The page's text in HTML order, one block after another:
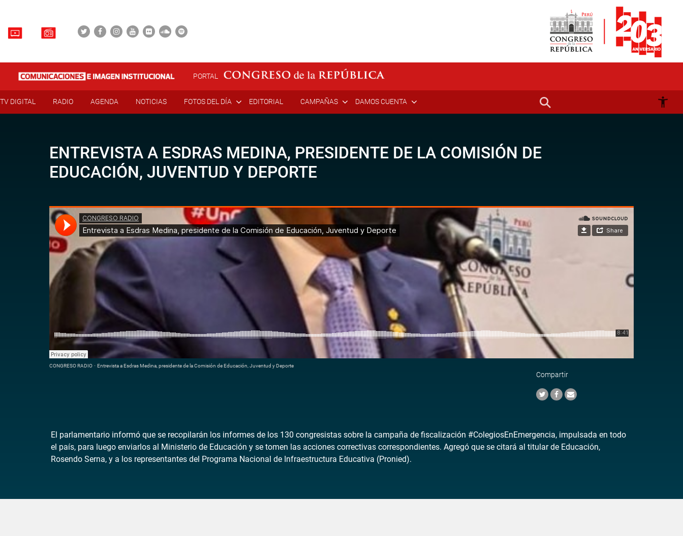
PORTAL
TV DIGITAL RADIO AGENDA NOTICIAS FOTOS DEL DÍA EDITORIAL CAMPAÑAS DAMOS CUENTA
ENTREVISTA A ESDRAS MEDINA, PRESIDENTE DE LA COMISIÓN DE
EDUCACIÓN, JUVENTUD Y DEPORTE
CONGRESO RADIO · Entrevista a Esdras Medina, presidente de la Comisión de Educación, Juventud y Deporte
Compartir
El parlamentario informó que se recopilarán los informes de los 130 congresistas sobre la campaña de fiscalización #ColegiosEnEmergencia, impulsada en todo
el país, para luego enviarlos al Ministerio de Educación y se tomen las acciones correctivas correspondientes. Agregó que se citará al titular de Educación,
Rosendo Serna, y a los representantes del Programa Nacional de Infraestructura Educativa (Pronied).